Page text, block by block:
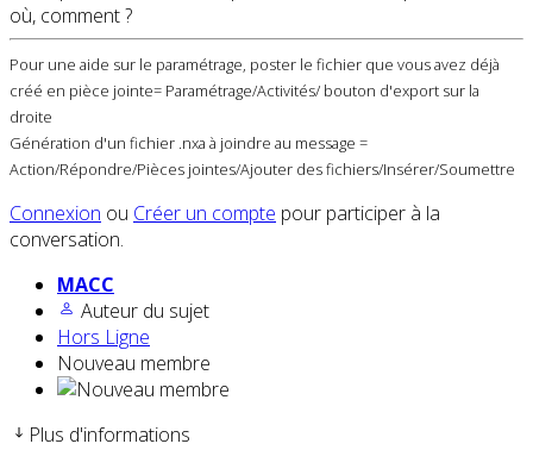
où, comment ?
Pour une aide sur le paramétrage, poster le fichier que vous avez déjà
créé en pièce jointe= Paramétrage/Activités/ bouton d'export sur la
droite
Génération d'un fichier .nxa à joindre au message =
Action/Répondre/Pièces jointes/Ajouter des fichiers/Insérer/Soumettre
Connexion ou Créer un compte pour participer à la
conversation.
MACC
Auteur du sujet
Hors Ligne
Nouveau membre
Plus d'informations